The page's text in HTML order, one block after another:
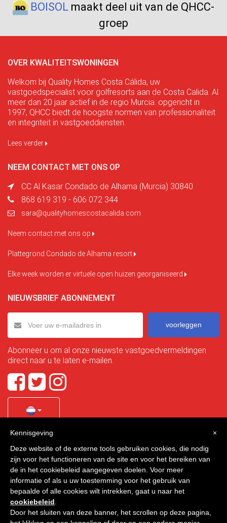
BOISOL maakt deel uit van de QHCC-
groep
OVER KWALITEITSWONINGEN
Welkom bij Quality Homes Costa Cálida, uw
vastgoedspecialist voor golfresorts aan de Costa Calida. Al
meer dan 20 jaar actief in de regio Murcia. opgericht in
1997, QHCC biedt de hoogste normen van professionaliteit
en integriteit in vastgoeddiensten.
Lees verder
NEEM CONTACT MET ONS OP
CC Al Kasar Condado de Alhama (Murcia) 30840
868 619 319 - 606 072 344
sara@qualityhomescostacalida.com
Neem contact met ons op
Plattegrond Condado de Alhama resort
Elke week worden er virtuele open huizen georganiseerd
NIEUWSBRIEF ABONNEMENT
voorleggen
Abonneer u om al onze nieuwste vastgoedvermeldingen
direct naar u te laten e-mailen.
Quality Homes Costa Calida
is a registered trademark of
La Manga Holiday Home SL duly registered with CIF / tax
no. B-30750053 and address: Bella Luz 07-05, 30389 La
Manga Club, Cartagena, Murcia, Spain.
Quality Homes Costa Cálida - Alle rechten voorbehouden
×
Kennisgeving
Deze website of de externe tools gebruiken cookies, die nodig
zijn voor het functioneren van de site en voor het bereiken van
de in het cookiebeleid aangegeven doelen. Voor meer
informatie of als u uw toestemming voor het gebruik van
bepaalde of alle cookies wilt intrekken, gaat u naar het
cookiebeleid
Door het sluiten van deze banner, het scrollen op deze pagina,